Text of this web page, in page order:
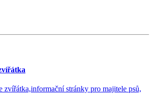
zvířátka,informační stránky pro majitele psů,